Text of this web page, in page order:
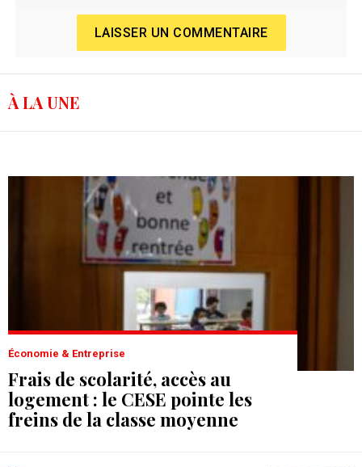
LAISSER UN COMMENTAIRE
À LA UNE
Économie & Entreprise
Frais de scolarité, accès au
logement : le CESE pointe les
freins de la classe moyenne